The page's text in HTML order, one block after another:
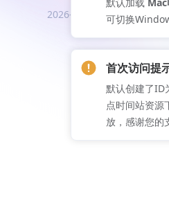
2026-08-10
可切换
首次访问提
默认创建了ID
点时间站资源
放，感谢您的